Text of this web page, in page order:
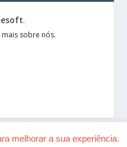
.
sobre nós.
melhorar a sua experiência.